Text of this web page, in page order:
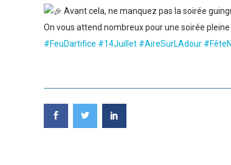
Avant cela, ne manquez pas la soirée
On vous attend nombreux pour une soirée
#FeuDartifice #14Juillet #AireSurLAdour